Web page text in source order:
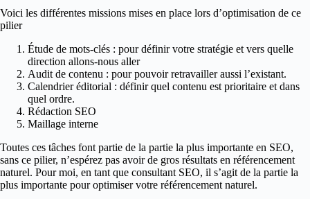
Voici les différentes missions mises en place lors d’optimisation de ce
pilier
Étude de mots-clés : pour définir votre stratégie et vers quelle
direction allons-nous aller
Audit de contenu : pour pouvoir retravailler aussi l’existant.
Calendrier éditorial : définir quel contenu est prioritaire et dans
quel ordre.
Rédaction SEO
Maillage interne
Toutes ces tâches font partie de la partie la plus importante en SEO,
sans ce pilier, n’espérez pas avoir de gros résultats en référencement
naturel. Pour moi, en tant que consultant SEO, il s’agit de la partie la
plus importante pour optimiser votre référencement naturel.